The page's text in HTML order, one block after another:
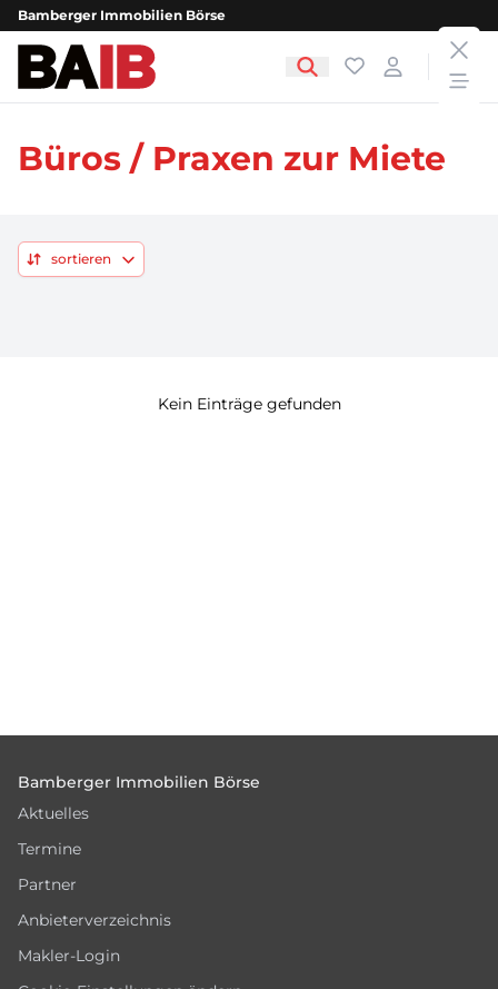
Bamberger Immobilien Börse
Bamberger Immobilien Börse Favoriten
Login
Büros / Praxen zur Miete
sortieren
Kein Einträge gefunden
Bamberger Immobilien Börse
Aktuelles
Termine
Partner
Anbieterverzeichnis
Makler-Login